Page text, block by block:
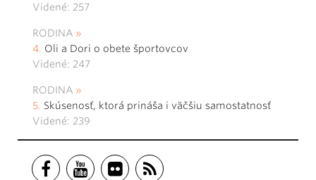
Videné: 257
RODINA
Oli a Dori o obete športovcov
Videné: 247
RODINA
Skúsenosť, ktorá prináša i väčšiu samostatnosť
Videné: 239